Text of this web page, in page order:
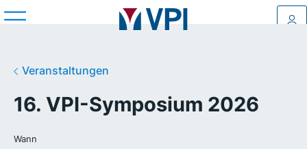
Veranstaltungen
16. VPI-Symposium 2026
Wann